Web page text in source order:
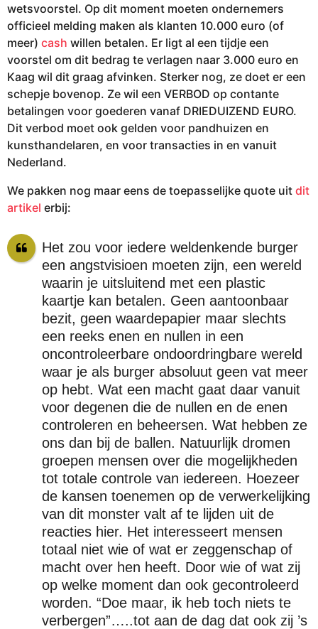
wetsvoorstel. Op dit moment moeten ondernemers
officieel melding maken als klanten 10.000 euro (of
meer) cash willen betalen. Er ligt al een tijdje een
voorstel om dit bedrag te verlagen naar 3.000 euro en
Kaag wil dit graag afvinken. Sterker nog, ze doet er een
schepje bovenop. Ze wil een VERBOD op contante
betalingen voor goederen vanaf DRIEDUIZEND EURO.
Dit verbod moet ook gelden voor pandhuizen en
kunsthandelaren, en voor transacties in en vanuit
Nederland.
We pakken nog maar eens de toepasselijke quote uit dit
artikel erbij:
Het zou voor iedere weldenkende burger
een angstvisioen moeten zijn, een wereld
waarin je uitsluitend met een plastic
kaartje kan betalen. Geen aantoonbaar
bezit, geen waardepapier maar slechts
een reeks enen en nullen in een
oncontroleerbare ondoordringbare wereld
waar je als burger absoluut geen vat meer
op hebt. Wat een macht gaat daar vanuit
voor degenen die de nullen en de enen
controleren en beheersen. Wat hebben ze
ons dan bij de ballen. Natuurlijk dromen
groepen mensen over die mogelijkheden
tot totale controle van iedereen. Hoezeer
de kansen toenemen op de verwerkelijking
van dit monster valt af te lijden uit de
reacties hier. Het interesseert mensen
totaal niet wie of wat er zeggenschap of
macht over hen heeft. Door wie of wat zij
op welke moment dan ook gecontroleerd
worden. “Doe maar, ik heb toch niets te
verbergen”…..tot aan de dag dat ook zij ’s